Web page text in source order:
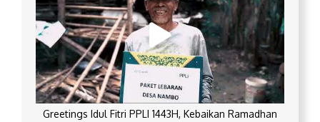
Greetings Idul Fitri PPLI 1443H, Kebaikan Ramadhan